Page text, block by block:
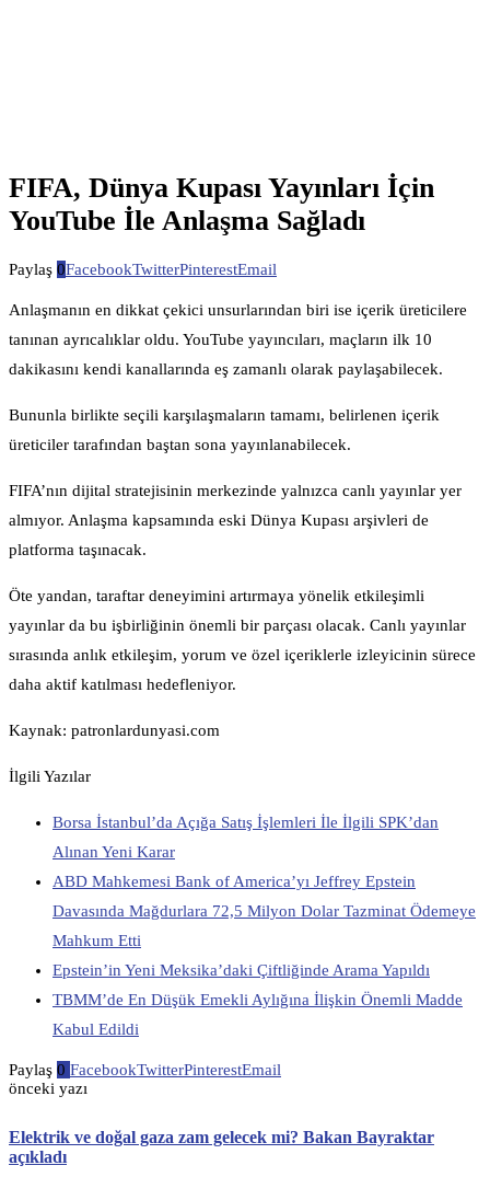
FIFA, Dünya Kupası Yayınları İçin
YouTube İle Anlaşma Sağladı
Paylaş 0FacebookTwitterPinterestEmail
Anlaşmanın en dikkat çekici unsurlarından biri ise içerik üreticilere
tanınan ayrıcalıklar oldu. YouTube yayıncıları, maçların ilk 10
dakikasını kendi kanallarında eş zamanlı olarak paylaşabilecek.
Bununla birlikte seçili karşılaşmaların tamamı, belirlenen içerik
üreticiler tarafından baştan sona yayınlanabilecek.
FIFA’nın dijital stratejisinin merkezinde yalnızca canlı yayınlar yer
almıyor. Anlaşma kapsamında eski Dünya Kupası arşivleri de
platforma taşınacak.
Öte yandan, taraftar deneyimini artırmaya yönelik etkileşimli
yayınlar da bu işbirliğinin önemli bir parçası olacak. Canlı yayınlar
sırasında anlık etkileşim, yorum ve özel içeriklerle izleyicinin sürece
daha aktif katılması hedefleniyor.
Kaynak: patronlardunyasi.com
İlgili Yazılar
Borsa İstanbul’da Açığa Satış İşlemleri İle İlgili SPK’dan
Alınan Yeni Karar
ABD Mahkemesi Bank of America’yı Jeffrey Epstein
Davasında Mağdurlara 72,5 Milyon Dolar Tazminat Ödemeye
Mahkum Etti
Epstein’in Yeni Meksika’daki Çiftliğinde Arama Yapıldı
TBMM’de En Düşük Emekli Aylığına İlişkin Önemli Madde
Kabul Edildi
Paylaş 0 FacebookTwitterPinterestEmail
önceki yazı
Elektrik ve doğal gaza zam gelecek mi? Bakan Bayraktar
açıkladı